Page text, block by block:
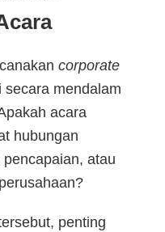
corporate
mendalam
acara
hubungan
atau
penting